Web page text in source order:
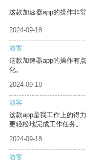
这款加速器app的操作非
2024-09-18
游客
这款加速器app的操作有
化。
2024-09-18
游客
这款app是我工作上的得
更轻松地完成工作任务。
2024-09-18
游客